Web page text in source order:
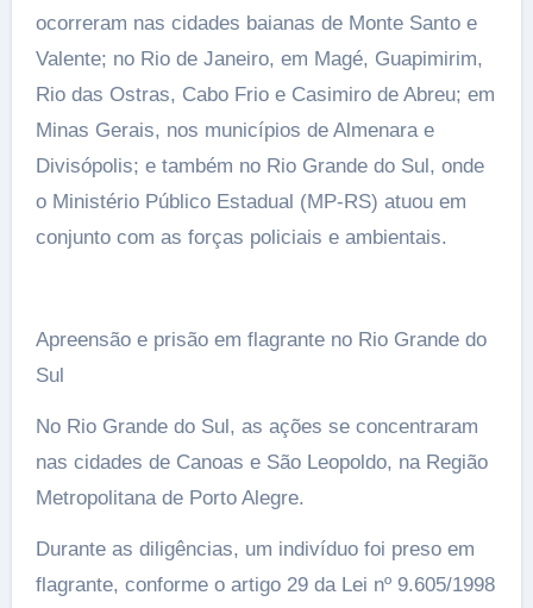
ocorreram nas cidades baianas de Monte Santo e
Valente; no Rio de Janeiro, em Magé, Guapimirim,
Rio das Ostras, Cabo Frio e Casimiro de Abreu; em
Minas Gerais, nos municípios de Almenara e
Divisópolis; e também no Rio Grande do Sul, onde
o Ministério Público Estadual (MP-RS) atuou em
conjunto com as forças policiais e ambientais.
Apreensão e prisão em flagrante no Rio Grande do
Sul
No Rio Grande do Sul, as ações se concentraram
nas cidades de Canoas e São Leopoldo, na Região
Metropolitana de Porto Alegre.
Durante as diligências, um indivíduo foi preso em
flagrante, conforme o artigo 29 da Lei nº 9.605/1998